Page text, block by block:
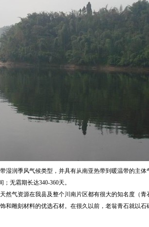
润季风气候类型，并具有从南亚热带到暖温带的主
无霜期长达340-360天。
气资源在我县及整个川南片区都有很大的知名度（青
雕刻材料的优选石材。在很久以前，老翁青石就以石